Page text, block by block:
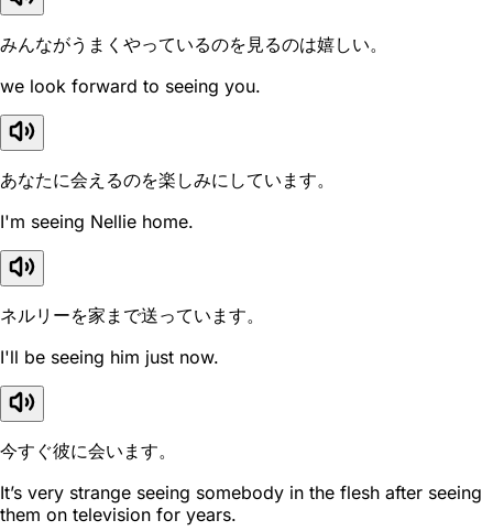
みんながうまくやっているのを見るのは嬉しい。
we look forward to seeing you.
あなたに会えるのを楽しみにしています。
I'm seeing Nellie home.
ネルリーを家まで送っています。
I'll be seeing him just now.
今すぐ彼に会います。
It’s very strange seeing somebody in the flesh after seeing
them on television for years.